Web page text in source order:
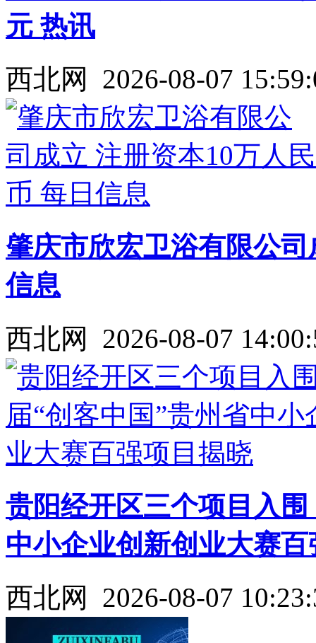
元 热讯
西北网 2026-08-07
肇庆市欣宏卫浴有限公
信息
西北网 2026-08-07
贵阳经开区三个项目入
中小企业创新创业大赛
西北网 2026-08-07